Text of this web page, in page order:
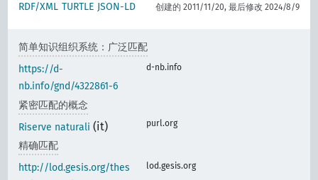
RDF/XML TURTLE JSON-LD 创建的 2011/11/20, 最后修改 2024/8/9
简单知识组织系统：广泛匹配
https://d-
nb.info/gnd/4322861-6
d-nb.info
紧密匹配的概念
Riserve naturali (it) purl.org
精确匹配
http://lod.gesis.org/thes
lod.gesis.org